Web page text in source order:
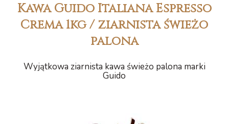
Kawa Guido Italiana Espresso
Crema 1kg / ziarnista świeżo
palona
Wyjątkowa ziarnista kawa świeżo palona marki
Guido